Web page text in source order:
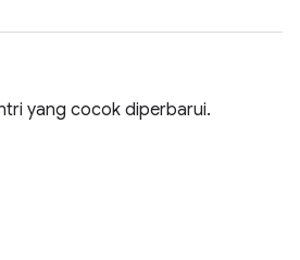
yang cocok diperbarui.